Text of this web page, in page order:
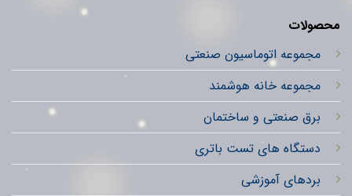
محصولات
مجموعه اتوماسیون صنعتی
مجموعه خانه هوشمند
برق صنعتی و ساختمان
دستگاه های تست باتری
بردهای آموزشی